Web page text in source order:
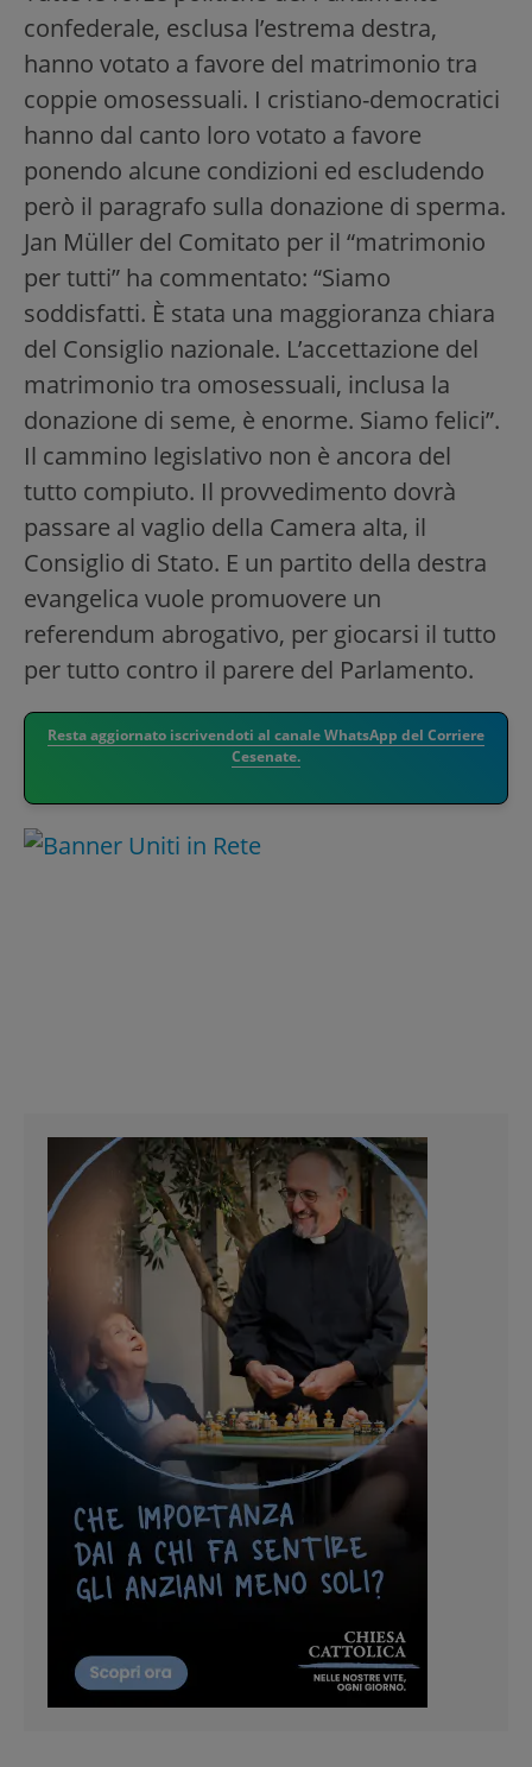
confederale, esclusa l’estrema destra,
hanno votato a favore del matrimonio tra
coppie omosessuali. I cristiano-democratici
hanno dal canto loro votato a favore
ponendo alcune condizioni ed escludendo
però il paragrafo sulla donazione di sperma.
Jan Müller del Comitato per il “matrimonio
per tutti” ha commentato: “Siamo
soddisfatti. È stata una maggioranza chiara
del Consiglio nazionale. L’accettazione del
matrimonio tra omosessuali, inclusa la
donazione di seme, è enorme. Siamo felici”.
Il cammino legislativo non è ancora del
tutto compiuto. Il provvedimento dovrà
passare al vaglio della Camera alta, il
Consiglio di Stato. E un partito della destra
evangelica vuole promuovere un
referendum abrogativo, per giocarsi il tutto
per tutto contro il parere del Parlamento.
Resta aggiornato iscrivendoti al canale WhatsApp del Corriere
Cesenate.